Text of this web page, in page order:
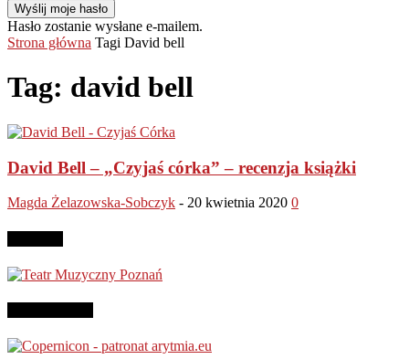
Hasło zostanie wysłane e-mailem.
Strona główna Tagi David bell
Tag: david bell
David Bell – „Czyjaś córka” – recenzja książki
Magda Żelazowska-Sobczyk - 20 kwietnia 2020 0